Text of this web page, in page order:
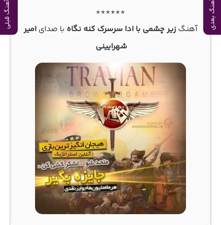
آهنگ بعدی آهنگ قبلی
******
آهنگ زیر چشمی با ادا سرسرک کنه نگاه با صدای امیر
شهرایینی